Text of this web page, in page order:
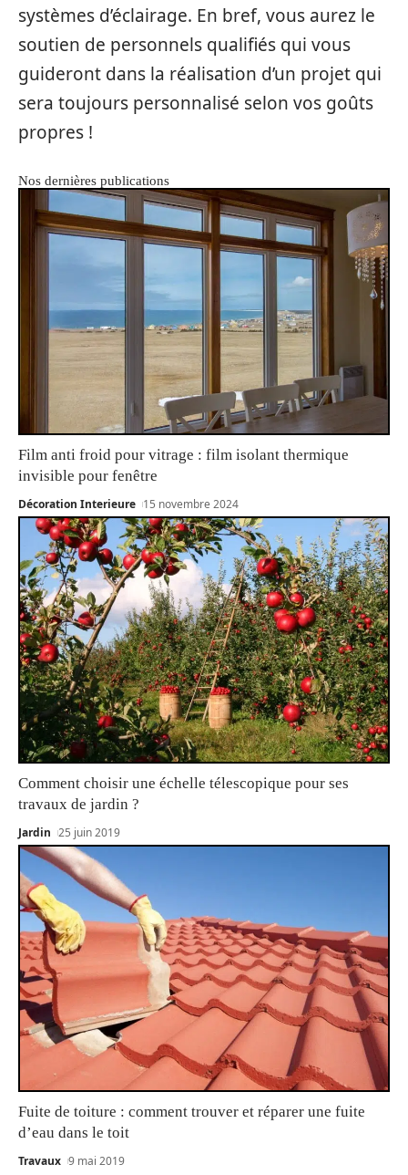
systèmes d’éclairage. En bref, vous aurez le
soutien de personnels qualifiés qui vous
guideront dans la réalisation d’un projet qui
sera toujours personnalisé selon vos goûts
propres !
Nos dernières publications
Film anti froid pour vitrage : film isolant thermique
invisible pour fenêtre
Décoration Interieure 15 novembre 2024
Comment choisir une échelle télescopique pour ses
travaux de jardin ?
Jardin 25 juin 2019
Fuite de toiture : comment trouver et réparer une fuite
d’eau dans le toit
Travaux 9 mai 2019